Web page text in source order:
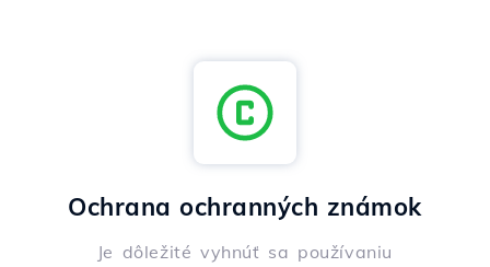
Ochrana ochranných známok
Je dôležité vyhnúť sa používaniu